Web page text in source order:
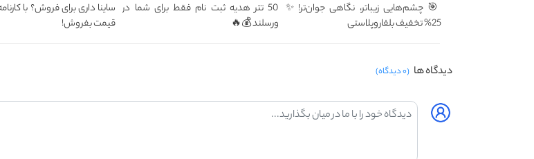
🎯 چشم‌هایی زیباتر، نگاهی جوان‌تر! ✨
25% تخفیف بلفاروپلاستی
50 تتر هدیه ثبت نام فقط برای شما در
ورسلند 💰🔥
ساینا داری برای فروش؟ با
قیمت بفروش!
دیدگاه ها (۰ دیدگاه)